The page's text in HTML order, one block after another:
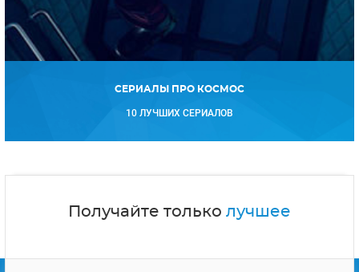
СЕРИАЛЫ ПРО КОСМОС
10 ЛУЧШИХ СЕРИАЛОВ
Получайте только лучшее